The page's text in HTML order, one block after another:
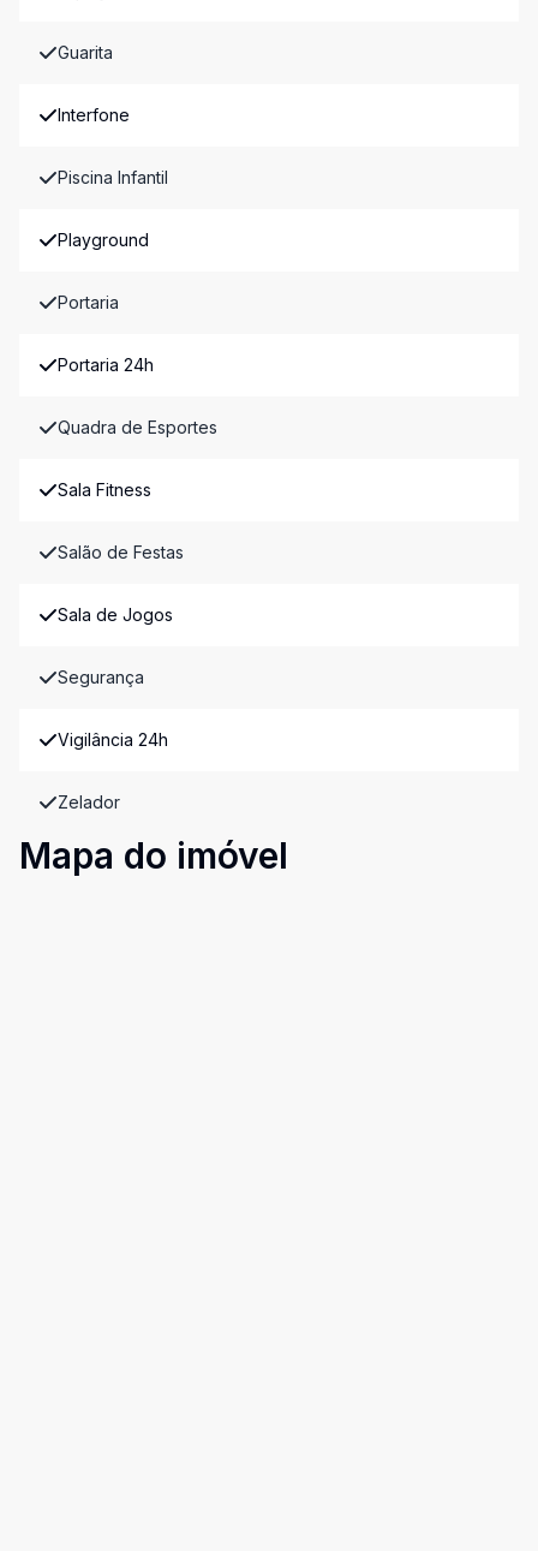
Guarita
Interfone
Piscina Infantil
Playground
Portaria
Portaria 24h
Quadra de Esportes
Sala Fitness
Salão de Festas
Sala de Jogos
Segurança
Vigilância 24h
Zelador
Mapa do imóvel